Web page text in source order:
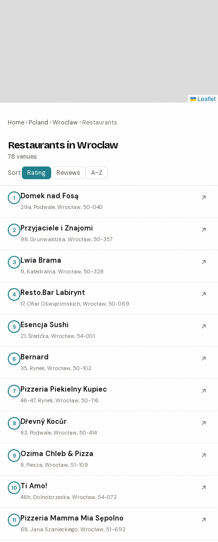
Home ›Poland ›Wroclaw › Restaurants
Restaurants in Wroclaw
78 venues
Sort: Rating Reviews A–Z
1 Domek nad Fosą
29a, Podwale, Wrocław, 50-040
↗
2 Przyjaciele i Znajomi
98, Grunwaldzka, Wrocław, 50-357
↗
3 Lwia Brama
9, Katedralna, Wrocław, 50-328
↗
4 Resto.Bar Labirynt
17, Ofiar Oświęcimskich, Wrocław, 50-069
↗
5 Esencja Sushi
21, Średzka, Wrocław, 54-001
↗
6 Bernard
35, Rynek, Wrocław, 50-102
↗
7 Pizzeria Piekielny Kupiec
46-47, Rynek, Wrocław, 50-116
↗
8 Dřevný Kocůr
83, Podwale, Wrocław, 50-414
↗
9 Ozima Chleb & Pizza
8, Piesza, Wrocław, 51-109
↗
10 Ti Amo!
46h, Dolnobrzeska, Wrocław, 54-072
↗
11 Pizzeria Mamma Mia Sępolno
68, Jana Szanieckiego, Wrocław, 51-692
↗
Leaflet